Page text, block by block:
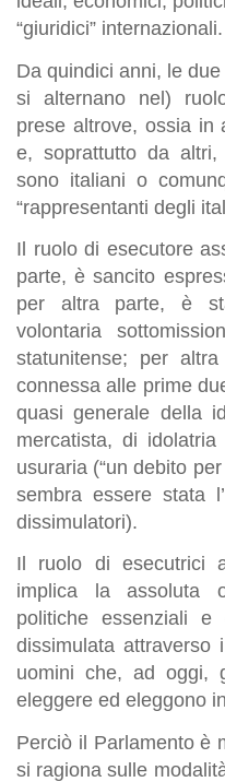
“giuridici” internazionali.
Da quindici anni, le
si alternano nel)
prese altrove, ossia in
e, soprattutto da
sono italiani o
“rappresentanti degli
Il ruolo di esecutore
parte, è sancito
per altra parte, è
volontaria
statunitense; per
connessa alle prime
quasi generale della
mercatista, di
usuraria (“un debito
sembra essere stata
dissimulatori).
Il ruolo di esecutrici
implica la assoluta
politiche essenziali
dissimulata
uomini che, ad oggi,
eleggere ed eleggono
Perciò il Parlamento è
si ragiona sulle